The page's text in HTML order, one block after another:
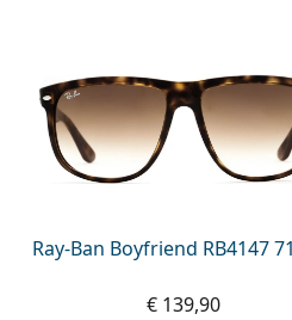
Alle Marken
Ray-Ban Boyfriend RB4147
€ 139,90